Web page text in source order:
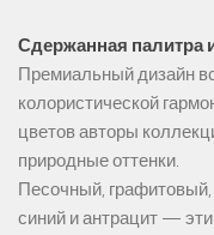
Сдержанная палитра
Премиальный дизайн
колористической
цветов авторы
природные оттенки.
Песочный,
синий и антрацит —